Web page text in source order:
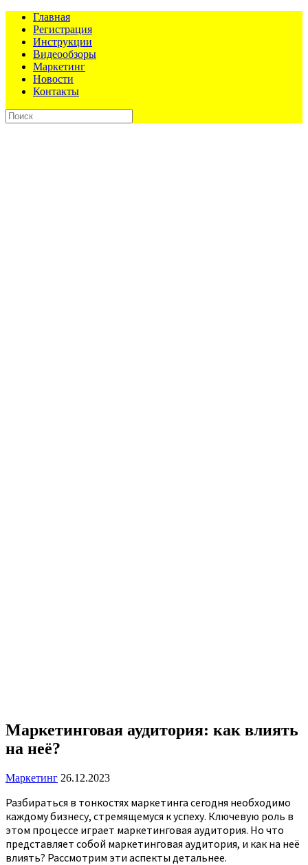
Главная
Регистрация
Инструкции
Видеообзоры
Маркетинг
Новости
Контакты
Маркетинговая аудитория: как влиять
на неё?
Маркетинг 26.12.2023
Разбираться в тонкостях маркетинга сегодня необходимо
каждому бизнесу, стремящемуся к успеху. Ключевую роль в
этом процессе играет маркетинговая аудитория. Но что
представляет собой маркетинговая аудитория, и как на неё
влиять? Рассмотрим эти аспекты детальнее.